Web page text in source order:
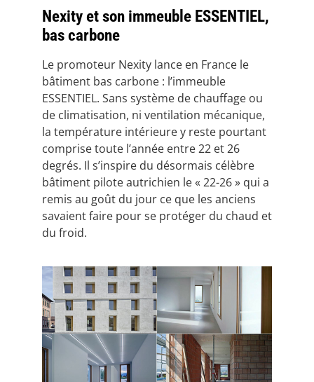
Nexity et son immeuble ESSENTIEL,
bas carbone
Le promoteur Nexity lance en France le
bâtiment bas carbone : l’immeuble
ESSENTIEL. Sans système de chauffage ou
de climatisation, ni ventilation mécanique,
la température intérieure y reste pourtant
comprise toute l’année entre 22 et 26
degrés. Il s’inspire du désormais célèbre
bâtiment pilote autrichien le « 22-26 » qui a
remis au goût du jour ce que les anciens
savaient faire pour se protéger du chaud et
du froid.